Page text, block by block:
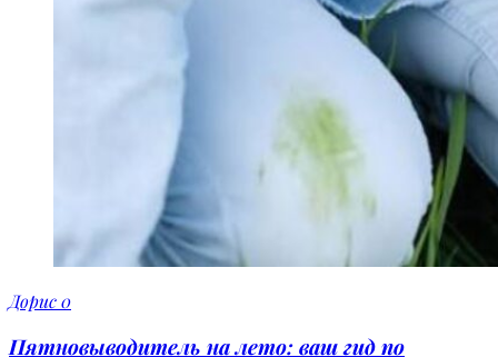
Дорис0
Пятновыводитель на лето: ваш гид по